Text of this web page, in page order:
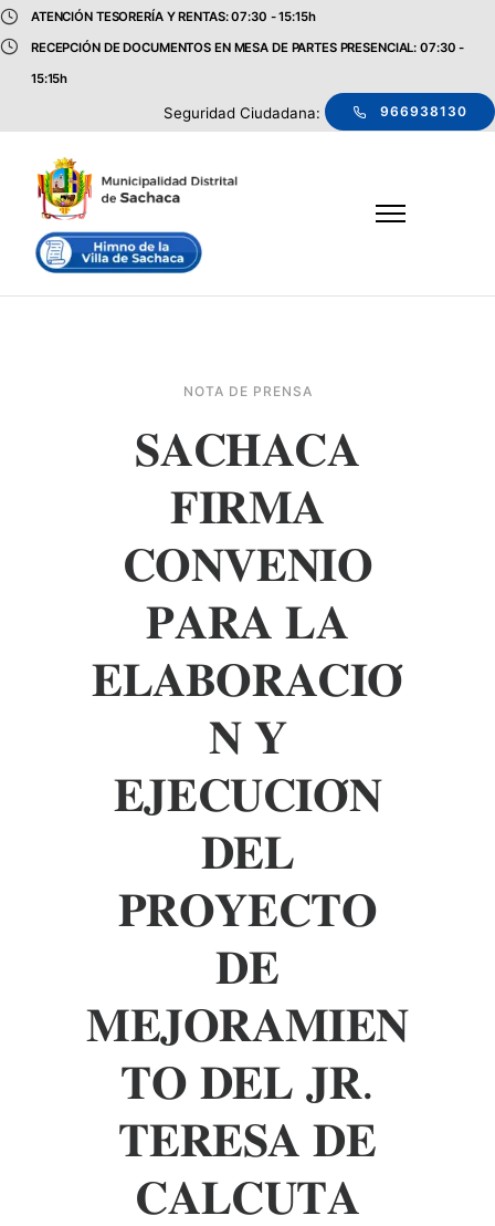
ATENCIÓN TESORERÍA Y RENTAS: 07:30 - 15:15h
RECEPCIÓN DE DOCUMENTOS EN MESA DE PARTES PRESENCIAL: 07:30 -
15:15h
Seguridad Ciudadana: 966938130
NOTA DE PRENSA
𝐒𝐀𝐂𝐇𝐀𝐂𝐀
𝐅𝐈𝐑𝐌𝐀
𝐂𝐎𝐍𝐕𝐄𝐍𝐈𝐎
𝐏𝐀𝐑𝐀 𝐋𝐀
𝐄𝐋𝐀𝐁𝐎𝐑𝐀𝐂𝐈𝐎́
𝐍 𝐘
𝐄𝐉𝐄𝐂𝐔𝐂𝐈𝐎́𝐍
𝐃𝐄𝐋
𝐏𝐑𝐎𝐘𝐄𝐂𝐓𝐎
𝐃𝐄
𝐌𝐄𝐉𝐎𝐑𝐀𝐌𝐈𝐄𝐍
𝐓𝐎 𝐃𝐄𝐋 𝐉𝐑.
𝐓𝐄𝐑𝐄𝐒𝐀 𝐃𝐄
𝐂𝐀𝐋𝐂𝐔𝐓𝐀